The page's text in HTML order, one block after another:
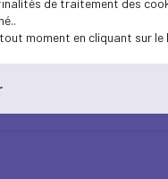
moment en cliquant sur le